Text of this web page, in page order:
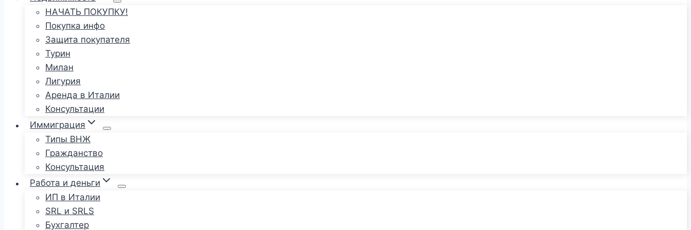
НАЧАТЬ ПОКУПКУ!
Покупка инфо
Защита покупателя
Турин
Милан
Лигурия
Аренда в Италии
Консультации
Иммиграция
Типы ВНЖ
Гражданство
Консультация
Работа и деньги
ИП в Италии
SRL и SRLS
Бухгалтер